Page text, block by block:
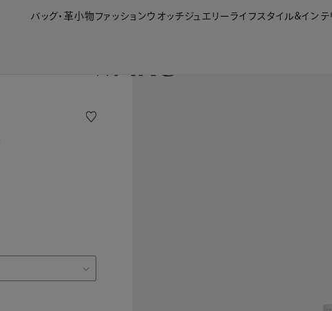
バッグ・革小物 ファッションウオッチジュエリー ライフスタイル&インテ